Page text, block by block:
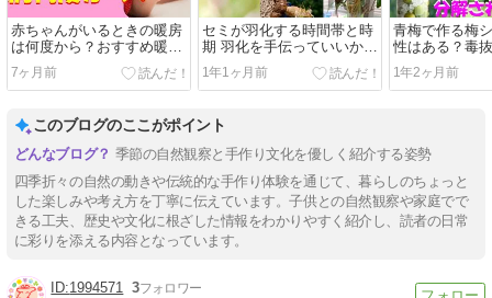
赤ちゃんがいるときの暖房
は何度から？おすすめ暖房
器具は？エアコン底冷え対
策も！
7ヶ月前
セミが羽化する時間帯と時
期 羽化を手伝っていいか手
助けした体験談も紹介！
1年1ヶ月前
青梅で作る梅
性はある？毒
解される理由
説！
1年2ヶ月前
このブログのここがポイント
季節の自然観察と手作り文化を優しく紹介する姿勢
四季折々の自然の動きや伝統的な手作り体験を通じて、暮らしのちょっと
した楽しみや考え方を丁寧に伝えています。子供との自然観察や家庭でで
きる工夫、歴史や文化に根ざした情報をわかりやすく紹介し、読者の日常
に彩りを添える内容となっています。
1994571 3